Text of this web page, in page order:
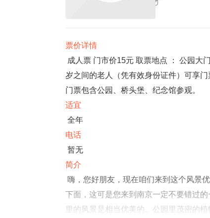
票价详情
成人票 门市价15元 取票地点 ： 公园大
岁之间的老人（凭有效身份证件）可享
门票包含公园、桥头堡、纪念馆参观。
适宜
全年
电话
暂无
简介
嗨，您好朋友，现在咱们来到这个风景
下面，这可是您来到南京一定不要错过
里的风景是相当优美的。公园里茂密的